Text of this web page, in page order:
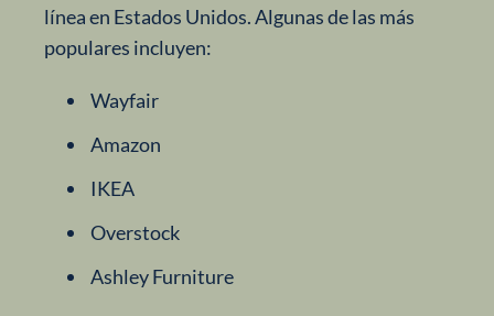
línea en Estados Unidos. Algunas de las más
populares incluyen:
Wayfair
Amazon
IKEA
Overstock
Ashley Furniture